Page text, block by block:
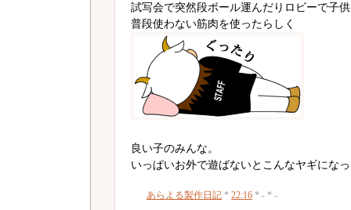
試写会で突然段ボール運んだりロビーで子
普段使わない筋肉を使ったらしく
良い子のみんな。
いっぱいお外で遊ばないとこんなヤギにな
あらよる製作日記 * 22:16 * - * -